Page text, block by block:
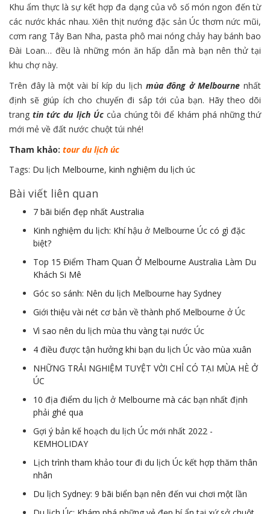
Khu ẩm thực là sự kết hợp đa dạng của vô số món ngon đến từ
các nước khác nhau. Xiên thịt nướng đặc sản Úc thơm nức mũi,
cơm rang Tây Ban Nha, pasta phô mai nóng chảy hay bánh bao
Đài Loan… đều là những món ăn hấp dẫn mà bạn nên thử tại
khu chợ này.
Trên đây là một vài bí kíp du lịch mùa đông ở Melbourne nhất
định sẽ giúp ích cho chuyến đi sắp tới của bạn. Hãy theo dõi
trangtin tức du lịch Úccủa chúng tôi để khám phá những thứ
mới mẻ về đất nước chuột túi nhé!
Tham khảo: tour du lịch úc
Tags: Du lịch Melbourne, kinh nghiệm du lịch úc
Bài viết liên quan
7 bãi biển đẹp nhất Australia
Kinh nghiệm du lịch: Khí hậu ở Melbourne Úc có gì đặc
biệt?
Top 15 Điểm Tham Quan Ở Melbourne Australia Làm Du
Khách Si Mê
Góc so sánh: Nên du lịch Melbourne hay Sydney
Giới thiệu vài nét cơ bản về thành phố Melbourne ở Úc
Vì sao nên du lịch mùa thu vàng tại nước Úc
4 điều được tận hưởng khi bạn du lịch Úc vào mùa xuân
NHỮNG TRẢI NGHIỆM TUYỆT VỜI CHỈ CÓ TẠI MÙA HÈ Ở
ÚC
10 địa điểm du lịch ở Melbourne mà các bạn nhất định
phải ghé qua
Gợi ý bản kế hoạch du lịch Úc mới nhất 2022 -
KEMHOLIDAY
Lịch trình tham khảo tour đi du lịch Úc kết hợp thăm thân
nhân
Du lịch Sydney: 9 bãi biển bạn nên đến vui chơi một lần